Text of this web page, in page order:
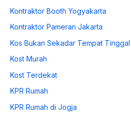
Kontraktor Booth Yogyakarta
Kontraktor Pameran Jakarta
Kos Bukan Sekadar Tempat Tinggal
Kost Murah
Kost Terdekat
KPR Rumah
KPR Rumah di Jogja